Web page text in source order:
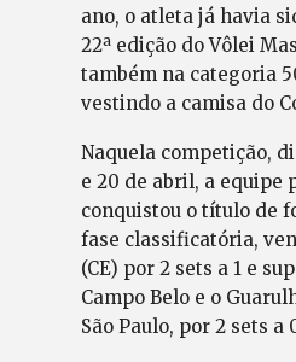
ano, o atleta já havia
22ª edição do Vôlei
também na categoria
vestindo a camisa do
Naquela competição,
e 20 de abril, a equipe
conquistou o título de
fase classificatória,
(CE) por 2 sets a 1 e
Campo Belo e o
São Paulo, por 2 sets a